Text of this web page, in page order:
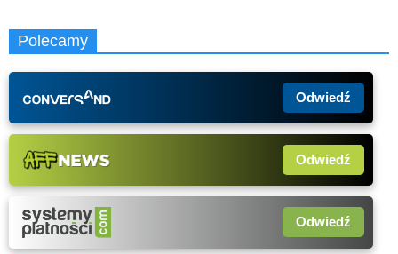
Polecamy
Odwiedź
Odwiedź
Odwiedź